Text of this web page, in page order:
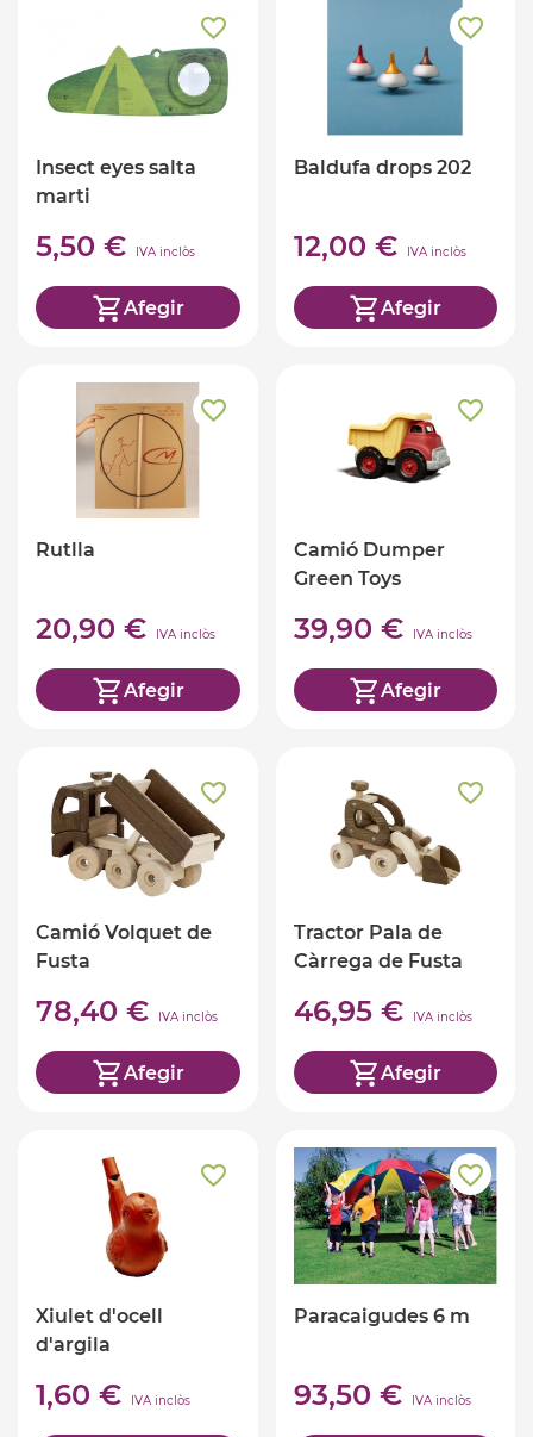
Insect eyes salta
marti
5,50 € IVA inclòs
Afegir
Baldufa drops 202
12,00 € IVA inclòs
Afegir
Rutlla
20,90 € IVA inclòs
Afegir
Camió Dumper
Green Toys
39,90 € IVA inclòs
Afegir
Camió Volquet de
Fusta
78,40 € IVA inclòs
Afegir
Tractor Pala de
Càrrega de Fusta
46,95 € IVA inclòs
Afegir
Xiulet d'ocell
d'argila
1,60 € IVA inclòs
Paracaigudes 6 m
93,50 € IVA inclòs